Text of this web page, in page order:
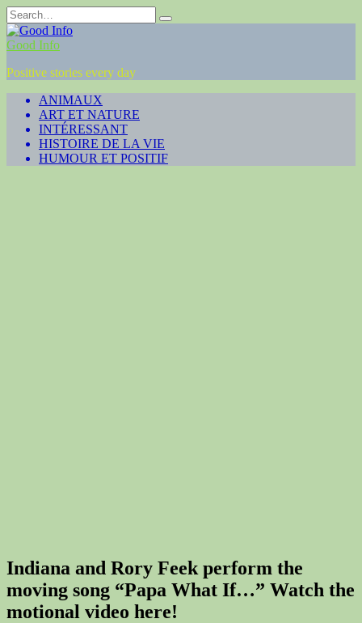
Skip
to
content
Search
for:
Good Info
Positive stories every day
ANIMAUX
ART ET NATURE
INTÉRESSANT
HISTOIRE DE LA VIE
HUMOUR ET POSITIF
Indiana and Rory Feek perform the
moving song “Papa What If…” Watch the
motional video here!